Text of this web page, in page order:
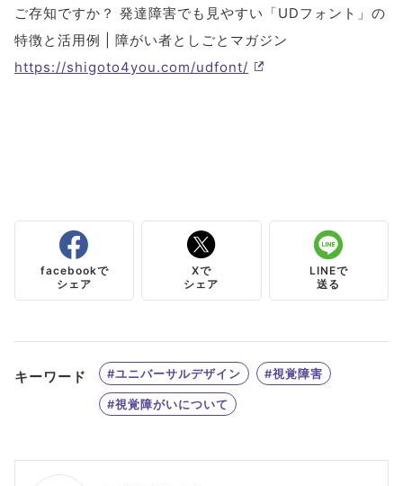
ご存知ですか？ 発達障害でも見やすい「UDフォント」の
特徴と活用例 | 障がい者としごとマガジン
https://shigoto4you.com/udfont/
facebookで
シェア
Xで
シェア
LINEで
送る
キーワード #ユニバーサルデザイン #視覚障害
#視覚障がいについて